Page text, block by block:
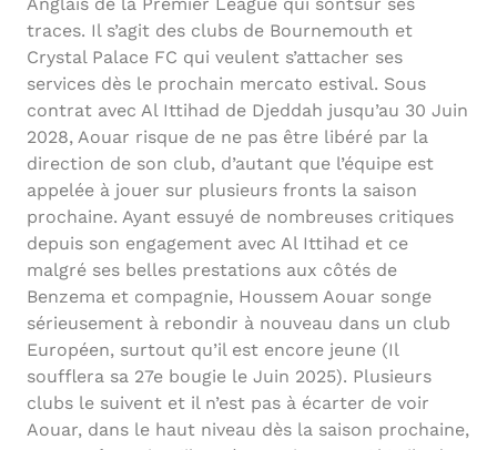
traces. Il s’agit des clubs de Bournemouth et
Crystal Palace FC qui veulent s’attacher ses
services dès le prochain mercato estival. Sous
contrat avec Al Ittihad de Djeddah jusqu’au 30 Juin
2028, Aouar risque de ne pas être libéré par la
direction de son club, d’autant que l’équipe est
appelée à jouer sur plusieurs fronts la saison
prochaine. Ayant essuyé de nombreuses critiques
depuis son engagement avec Al Ittihad et ce
malgré ses belles prestations aux côtés de
Benzema et compagnie, Houssem Aouar songe
sérieusement à rebondir à nouveau dans un club
Européen, surtout qu’il est encore jeune (Il
soufflera sa 27e bougie le Juin 2025). Plusieurs
clubs le suivent et il n’est pas à écarter de voir
Aouar, dans le haut niveau dès la saison prochaine,